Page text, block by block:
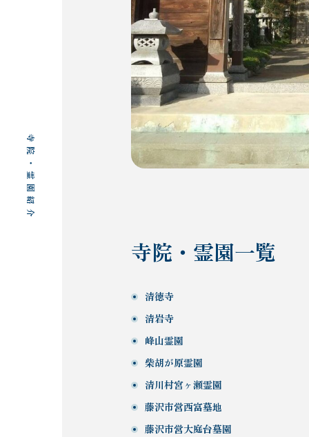
寺院・霊園紹介
寺院・霊園一覧
清徳寺
清岩寺
峰山霊園
柴胡が原霊園
清川村宮ヶ瀬霊園
藤沢市営西富墓地
藤沢市営大庭台墓園